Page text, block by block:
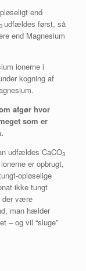
end
3 udfældes først, så
end Magnesium
ionerne i
kogning af
afgør hvor
som er
udfældes CaCO3
er opbrugt,
opløselige
ikke tungt
der være
man hælder
– og vil “sluge”